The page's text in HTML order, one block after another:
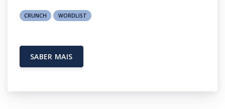
CRUNCH WORDLIST
SABER MAIS